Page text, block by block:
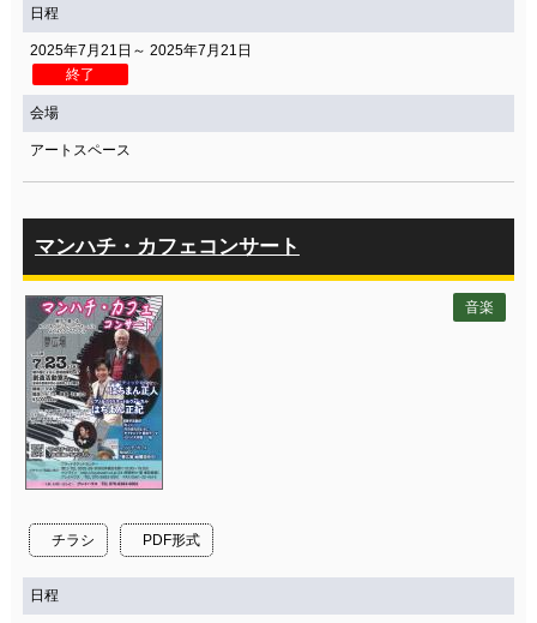
日程
2025年7月21日～ 2025年7月21日
終了
会場
アートスペース
マンハチ・カフェコンサート
チラシ PDF形式
音楽
日程